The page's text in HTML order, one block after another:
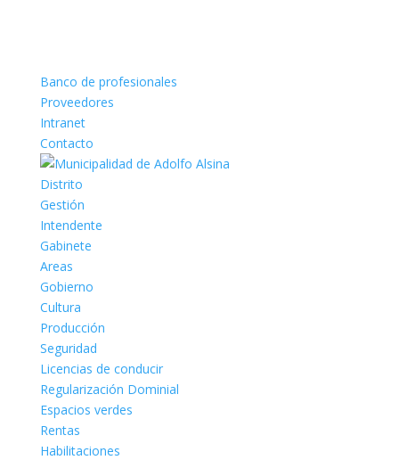
Banco de profesionales
Proveedores
Intranet
Contacto
Distrito
Gestión
Intendente
Gabinete
Areas
Gobierno
Cultura
Producción
Seguridad
Licencias de conducir
Regularización Dominial
Espacios verdes
Rentas
Habilitaciones